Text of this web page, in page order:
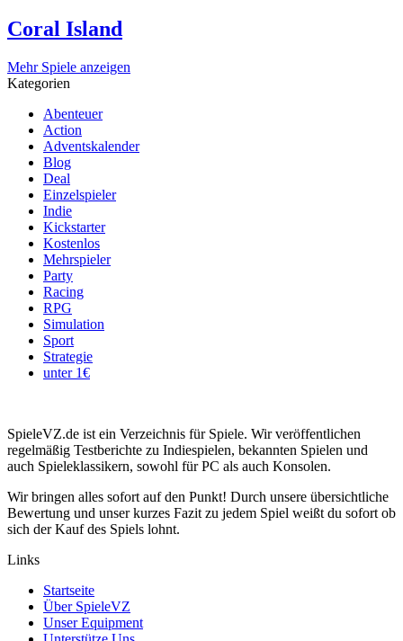
Coral Island
Mehr Spiele anzeigen
Kategorien
Abenteuer
Action
Adventskalender
Blog
Deal
Einzelspieler
Indie
Kickstarter
Kostenlos
Mehrspieler
Party
Racing
RPG
Simulation
Sport
Strategie
unter 1€
SpieleVZ.de ist ein Verzeichnis für Spiele. Wir veröffentlichen
regelmäßig Testberichte zu Indiespielen, bekannten Spielen und
auch Spieleklassikern, sowohl für PC als auch Konsolen.
Wir bringen alles sofort auf den Punkt! Durch unsere übersichtliche
Bewertung und unser kurzes Fazit zu jedem Spiel weißt du sofort ob
sich der Kauf des Spiels lohnt.
Links
Startseite
Über SpieleVZ
Unser Equipment